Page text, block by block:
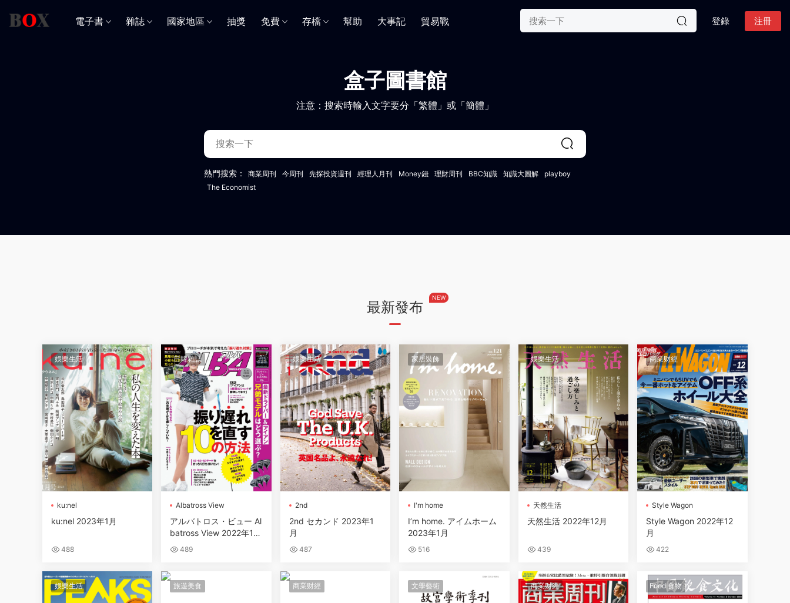
電子書 雜誌 國家地區 抽獎 免費 存檔 幫助 大事記 貿易戰 登錄 注冊
盒子圖書館
注意：搜索時輸入文字要分「繁體」或「簡體」
熱門搜索： 商業周刊 今周刊 先探投資週刊 經理人月刊 Money錢 理財周刊 BBC知識 知識大圖解
playboy
The Economist
最新發布
NEW
娛樂生活
ku:nel
ku:nel 2023年1月
488
日韓雜誌
Albatross View
アルバトロス・ビュー Al
batross View 2022年11
月24日
489
娛樂生活
2nd
2nd セカンド 2023年1
月
487
家居裝飾
I'm home
I’m home. アイムホーム
2023年1月
516
娛樂生活
天然生活
天然生活 2022年12月
439
商業财經
Style Wagon
Style Wagon 2022年12
月
422
娛樂生活 旅遊美食 商業财經 文學藝術 商業财經 Food 食物